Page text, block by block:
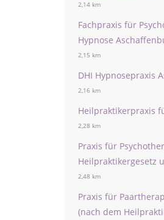
2,14 km
Fachpraxis für
Hypnose
2,15 km
DHI Hypnosepraxis
2,16 km
Heilpraktikerpraxis
2,28 km
Praxis für
Heilpraktikergesetz
2,48 km
Praxis für
(nach dem